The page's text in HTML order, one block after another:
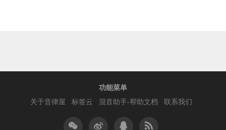
功能菜单
关于音律屋
标签云 混音助手-帮助文档 联系我们